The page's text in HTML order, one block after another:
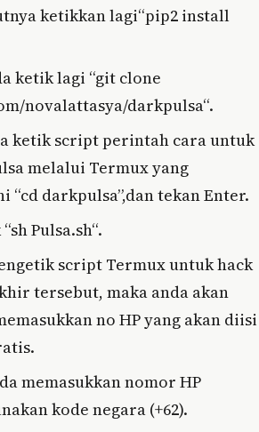
ketikkan lagi“pip2 install
ketik lagi “git clone
novalattasya/darkpulsa“.
ketik script perintah cara untuk
melalui Termux yang
“cd darkpulsa”,dan tekan Enter.
Pulsa.sh“.
script Termux untuk hack
tersebut, maka anda akan
no HP yang akan diisi
memasukkan nomor HP
kode negara (+62).